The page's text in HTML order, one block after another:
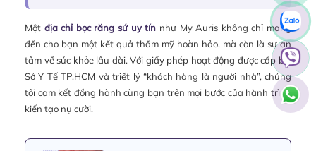
Một địa chỉ bọc răng sứ uy tín như My Auris không chỉ mang
đến cho bạn một kết quả thẩm mỹ hoàn hảo, mà còn là sự an
tâm về sức khỏe lâu dài. Với giấy phép hoạt động được cấp bởi
Sở Y Tế TP.HCM và triết lý “khách hàng là người nhà”, chúng
tôi cam kết đồng hành cùng bạn trên mọi bước của hành trình
kiến tạo nụ cười.